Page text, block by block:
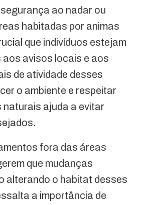
ao nadar ou
habitadas por animas
que indivíduos estejam
avisos locais e aos
de atividade desses
o ambiente e respeitar
ajuda a evitar
fora das áreas
que mudanças
alterando o habitat desses
a importância de